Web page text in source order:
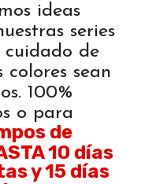
ideas
series
cuidado de
sean
100%
o para
de
10 días
y 15 días